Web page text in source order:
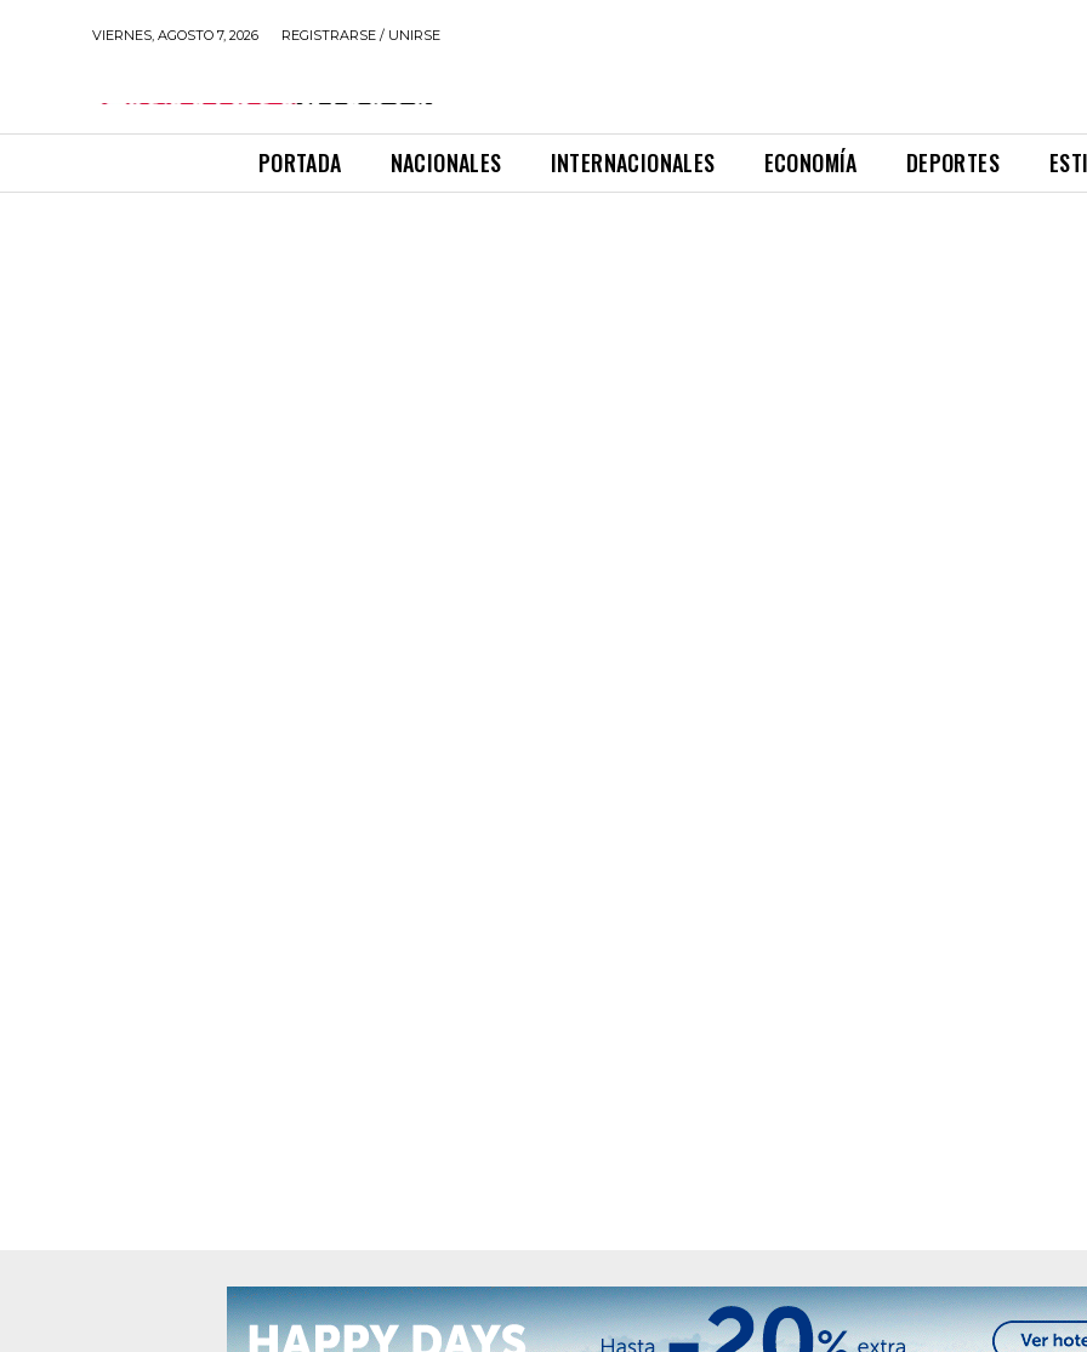
VIERNES, AGOSTO 7, 2026 REGISTRARSE / UNIRSE
PORTADA NACIONALES INTERNACIONALES ECONOMÍA DEPORTES